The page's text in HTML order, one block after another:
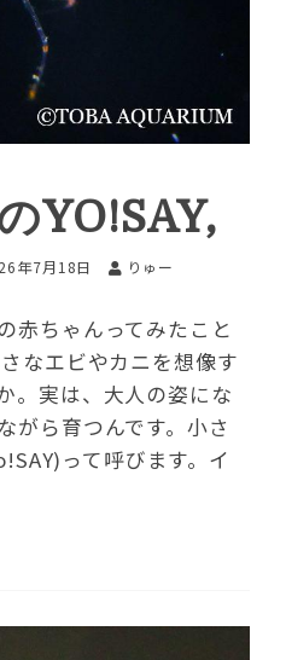
YO!SAY,
年7月18日 りゅー
赤ちゃんってみたこと
なエビやカニを想像す
。実は、大人の姿にな
がら育つんです。小さ
って呼びます。イ